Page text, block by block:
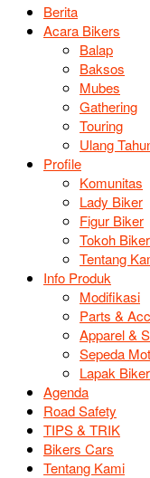
Berita
Acara Bikers
Balap
Baksos
Mubes
Gathering
Touring
Ulang
Profile
Komunitas
Lady Biker
Figur Biker
Tokoh
Tentang
Info Produk
Modifikasi
Parts &
Apparel &
Sepeda
Lapak
Agenda
Road Safety
TIPS & TRIK
Bikers Cars
Tentang Kami